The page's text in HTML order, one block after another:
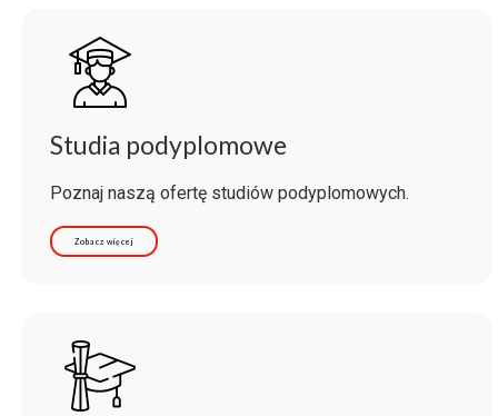
Studia podyplomowe
Poznaj naszą ofertę studiów podyplomowych.
Zobacz więcej